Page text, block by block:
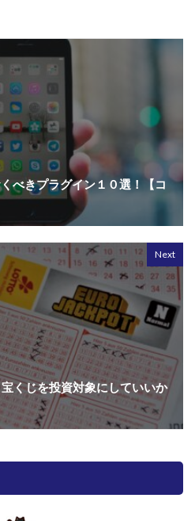
べきプラグイン１０選！【コ
Next
くじを投資対象にしていいか